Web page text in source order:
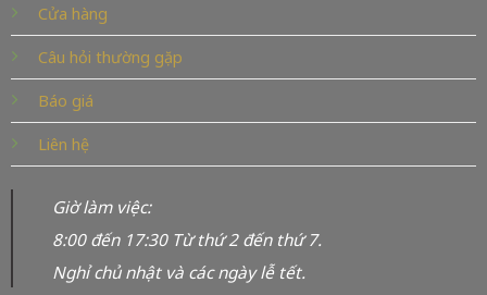
Cửa hàng
Câu hỏi thường gặp
Báo giá
Liên hệ
Giờ làm việc:
8:00 đến 17:30 Từ thứ 2 đến thứ 7.
Nghỉ chủ nhật và các ngày lễ tết.